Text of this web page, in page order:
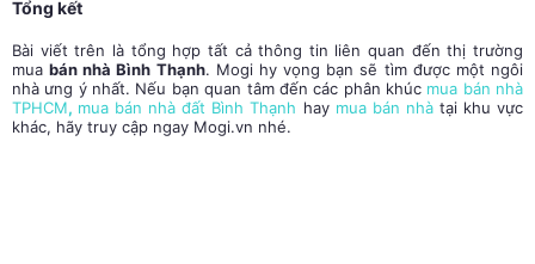
Tổng kết
Bài viết trên là tổng hợp tất cả thông tin liên quan đến thị trường
muabán nhà Bình Thạnh. Mogi hy vọng bạn sẽ tìm được một ngôi
nhà ưng ý nhất. Nếu bạn quan tâm đến các phân khúc mua bán nhà
TPHCM, mua bán nhà đất Bình Thạnh haymua bán nhàtại khu vực
khác, hãy truy cập ngay Mogi.vn nhé.